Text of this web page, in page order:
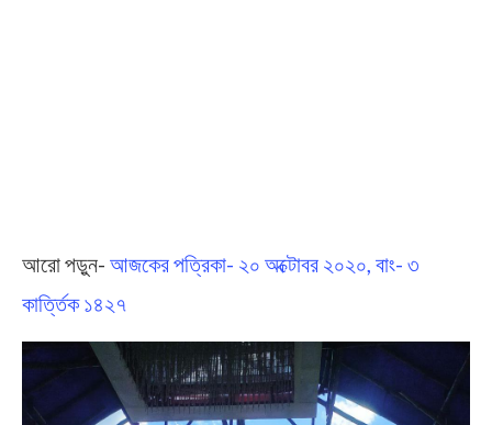
আরো পড়ুন- আজকের পত্রিকা- ২০ অক্টোবর ২০২০, বাং- ৩
কার্ত্তিক ১৪২৭